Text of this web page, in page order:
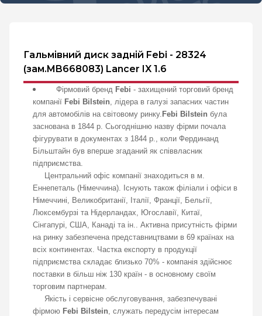
Гальмівний диск задній Febi - 28324
(зам.MB668083) Lancer IX 1.6
Фірмовий бренд Febi - захищений торговий бренд
компанії Febi Bilstein, лідера в галузі запасних частин
для автомобілів на світовому ринку. Febi Bilstein була
заснована в 1844 р. Сьогоднішню назву фірми почала
фігурувати в документах з 1844 р., коли Фердинанд
Більштайн був вперше згаданий як співвласник
підприємства.
Центральний офіс компанії знаходиться в м.
Еннепеталь (Німеччина). Існують також філіали і офіси в
Німеччині, Великобританії, Італії, Франції, Бельгії,
Люксембурзі та Нідерландах, Югославії, Китаї,
Сінгапурі, США, Канаді та ін.. Активна присутність фірми
на ринку забезпечена представництвами в 69 країнах на
всіх континентах. Частка експорту в продукції
підприємства складає близько 70% - компанія здійснює
поставки в більш ніж 130 країн - в основному своїм
торговим партнерам.
Якість і сервісне обслуговування, забезпечувані
фірмою Febi Bilstein, служать передусім інтересам